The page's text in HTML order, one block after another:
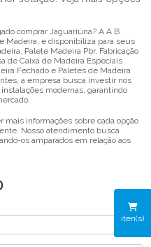
iten(s)
comprar Jaguariúna? A A B
Madeira, e disponibiliza para seus
Palete Madeira Pbr, Fabricação
de Caixa de Madeira Especiais
Fechado e Paletes de Madeira
a empresa busca investir nos
modernas, garantindo
mais informações sobre cada opção
Nosso atendimento busca
os amparados em relação aos